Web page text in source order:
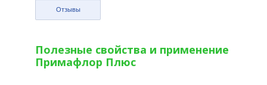
Отзывы
Полезные свойства и применение
Примафлор Плюс